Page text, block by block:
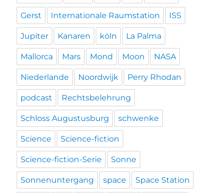
Gerst Internationale Raumstation ISS
Jupiter Kanaren köln La Palma
Mallorca Mars Mond Moon NASA
Niederlande Noordwijk Perry Rhodan
podcast Rechtsbelehrung
Schloss Augustusburg schwenke
Science Science-fiction
Science-fiction-Serie Sonne
Sonnenuntergang space Space Station